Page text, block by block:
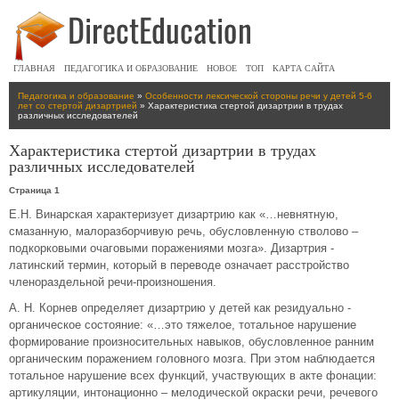
ГЛАВНАЯ ПЕДАГОГИКА И ОБРАЗОВАНИЕ НОВОЕ ТОП КАРТА САЙТА
Педагогика и образование » Особенности лексической стороны речи у детей 5-6
лет со стертой дизартрией » Характеристика стертой дизартрии в трудах
различных исследователей
Характеристика стертой дизартрии в трудах
различных исследователей
Страница 1
Е.Н. Винарская характеризует дизартрию как «…невнятную,
смазанную, малоразборчивую речь, обусловленную стволово –
подкорковыми очаговыми поражениями мозга». Дизартрия -
латинский термин, который в переводе означает расстройство
членораздельной речи-произношения.
А. Н. Корнев определяет дизартрию у детей как резидуально -
органическое состояние: «…это тяжелое, тотальное нарушение
формирование произносительных навыков, обусловленное ранним
органическим поражением головного мозга. При этом наблюдается
тотальное нарушение всех функций, участвующих в акте фонации:
артикуляции, интонационно – мелодической окраски речи, речевого